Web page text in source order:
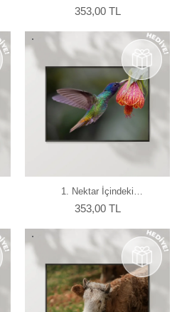
353,00 TL
1. Nektar İçindeki
Hummingbird Poster
353,00 TL